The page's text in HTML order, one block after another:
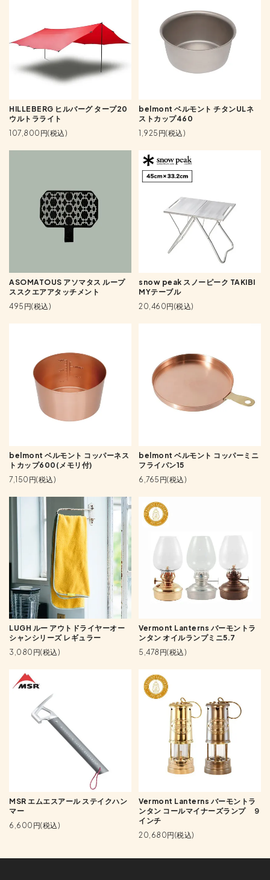
HILLEBERG ヒルバーグ タープ20
ウルトラライト
107,800円(税込)
belmont ベルモント チタンULネ
ストカップ460
1,925円(税込)
ASOMATOUS アソマタス ループ
ススクエアアタッチメント
495円(税込)
snow peak スノーピーク TAKIBI
MYテーブル
20,460円(税込)
belmont ベルモント コッパーネス
トカップ600(メモリ付)
7,150円(税込)
belmont ベルモント コッパーミニ
フライパン15
6,765円(税込)
LUGH ルー アウトドライヤーオー
シャンシリーズ レギュラー
3,080円(税込)
Vermont Lanterns バーモントラ
ンタン オイルランプミニ5.7
5,478円(税込)
MSR エムエスアール ステイクハン
マー
6,600円(税込)
Vermont Lanterns バーモントラ
ンタン コールマイナーズランプ ９
インチ
20,680円(税込)